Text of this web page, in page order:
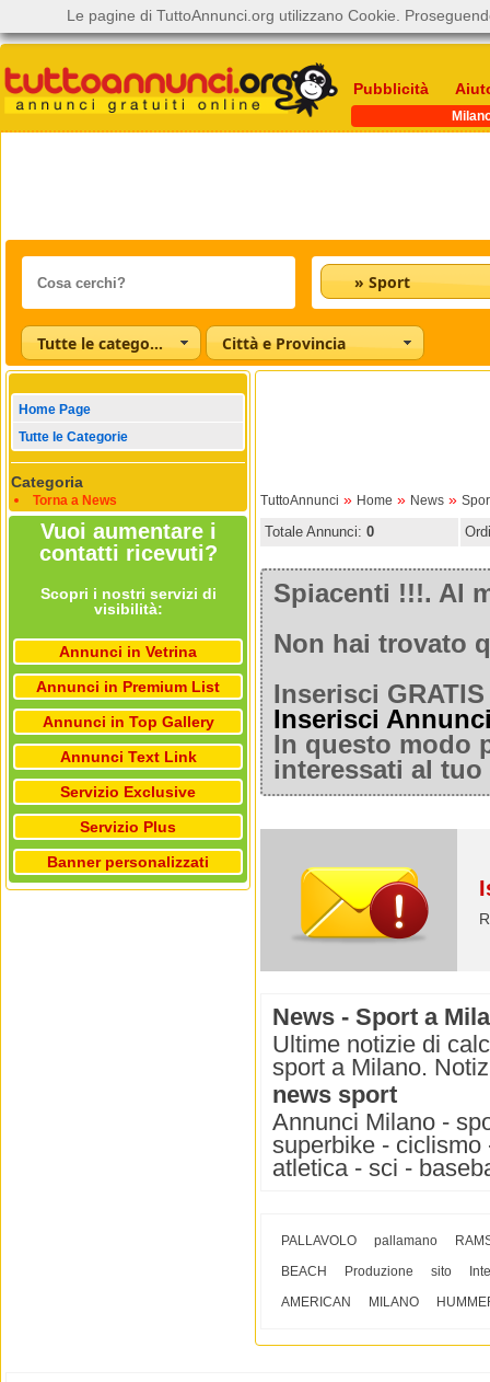
Pubblicità
» Sport
Tutte le categorie Città e Provincia
Home Page
Tutte le Categorie
Categoria
Torna a News
Vuoi aumentare i
contatti ricevuti?
Scopri i nostri servizi di
visibilità:
Annunci in Vetrina
Annunci in Premium List
Annunci in Top Gallery
Annunci Text Link
Servizio Exclusive
Servizio Plus
Banner personalizzati
TuttoAnnunci » Home » News »
Totale Annunci: 0
Spiacenti !!!. Al
Non hai trovato
Inserisci
Inserisci
In questo modo
interessati al
News - Sport a
Ultime notizie di
sport a Milano.
news sport
Annunci Milano -
superbike -
atletica - sci -
PALLAVOLO pallamano
BEACH
Produzione sito
AMERICAN
MILANO
Le pagine di TuttoAnnunci.org utilizzano Cookie.